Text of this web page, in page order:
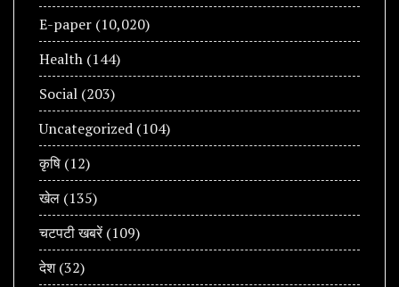
E-paper (10,020)
Health (144)
Social (203)
Uncategorized (104)
कृषि (12)
खेल (135)
चटपटी खबरें(109)
देश(32)